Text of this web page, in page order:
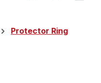
Protector Ring